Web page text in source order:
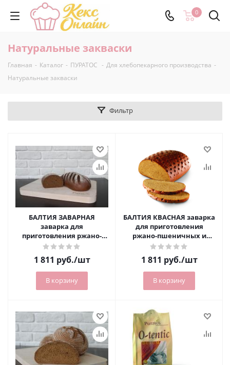
0
Натуральные закваски
Главная - Каталог - ПУРАТОС - Для хлебопекарного производства -
Натуральные закваски
Фильтр
БАЛТИЯ ЗАВАРНАЯ
заварка для
приготовления ржано-
пшеничных и ржаных
5 кг)
1 811 руб./шт
В корзину
БАЛТИЯ КВАСНАЯ заварка
для приготовления
ржано-пшеничных и
заварных изделий на
квасном сусле (5 кг)
1 811 руб./шт
В корзину